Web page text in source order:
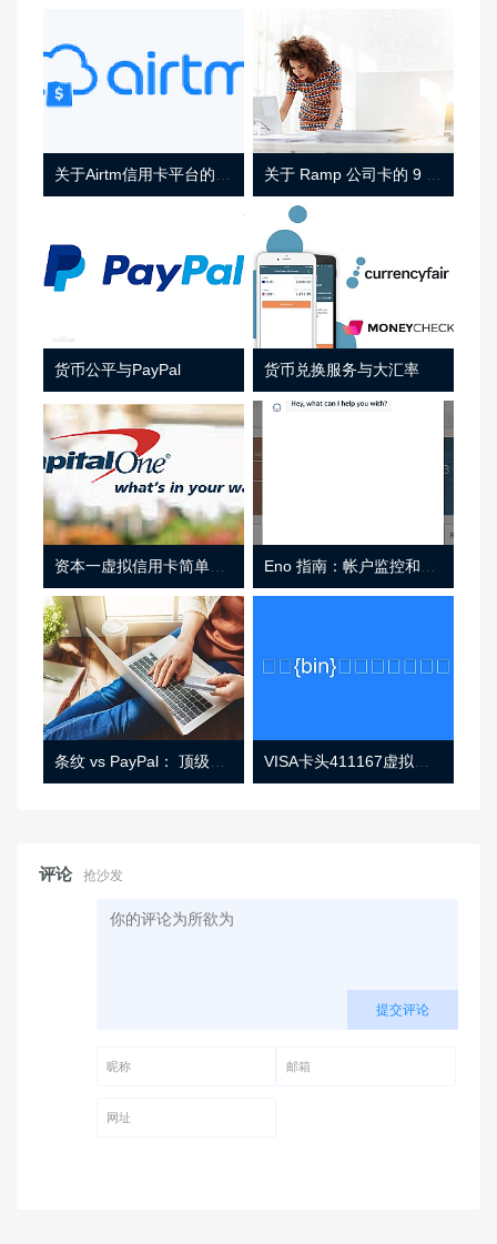
货币公平与PayPal 货币兑换服务与大汇率
资本一虚拟信用卡简单介绍
条纹 vs PayPal： 顶级功能， 定价 （和更多！ VISA卡头411167虚拟卡基础信息
评论 抢沙发
提交评论